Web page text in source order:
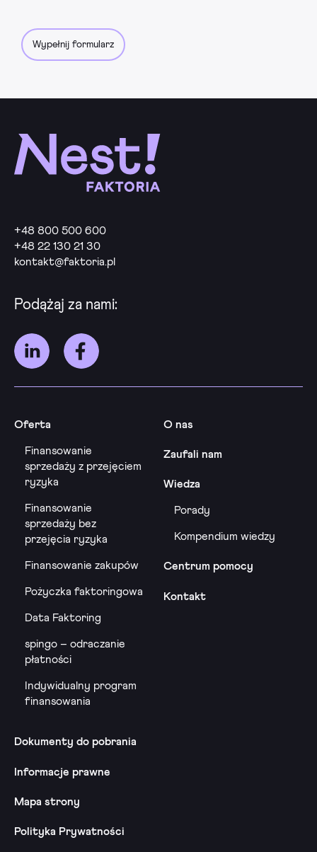
Wypełnij formularz
+48 800 500 600
+48 22 130 21 30
kontakt@faktoria.pl
Podążaj za nami:
Oferta
Finansowanie
sprzedaży z przejęciem
ryzyka
Finansowanie
sprzedaży bez
przejęcia ryzyka
Finansowanie zakupów
Pożyczka faktoringowa
Data Faktoring
spingo – odraczanie
płatności
Indywidualny program
finansowania
O nas
Zaufali nam
Wiedza
Porady
Kompendium wiedzy
Centrum pomocy
Kontakt
Dokumenty do pobrania
Informacje prawne
Mapa strony
Polityka Prywatności